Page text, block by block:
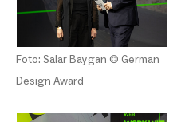
Foto: Salar Baygan © German
Design Award